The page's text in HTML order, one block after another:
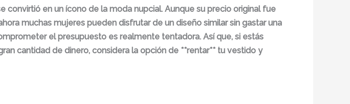
en un ícono de la moda nupcial. Aunque su precio original fue
muchas mujeres pueden disfrutar de un diseño similar sin gastar una
el presupuesto es realmente tentadora. Así que, si estás
cantidad de dinero, considera la opción de **rentar** tu vestido y